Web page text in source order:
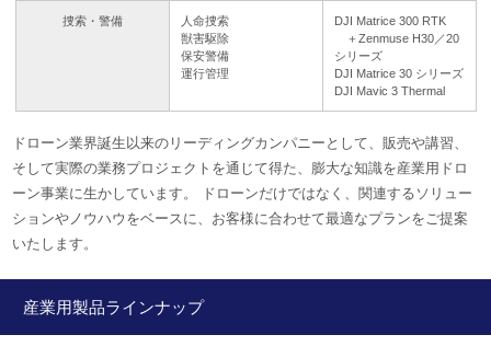
捜索・警備
人命捜索
獣害駆除
保安警備
運行管理
DJI Matrice 300 RTK
＋Zenmuse H30／20
シリーズ
DJI Matrice 30 シリーズ
DJI Mavic 3 Thermal
ドローン業界誕生以来のリーディングカンパニーとして、販売や講習、
そして実際の業務プロジェクトを通じて得た、膨大な知識を産業用ドロ
ーン事業に生かしています。 ドローンだけではなく、関連するソリュー
ションやノウハウをベースに、お客様に合わせて最適なプランをご提案
いたします。
産業用製品ラインナップ